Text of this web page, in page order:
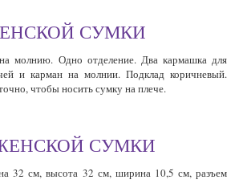
СУМКИ
на молнию. Одно отделение. Два кармашка для
и карман на молнии. Подклад коричневый.
чтобы носитьсумкуна плече.
СУМКИ
32 см, высота 32 см, ширина 10,5 см, разъем